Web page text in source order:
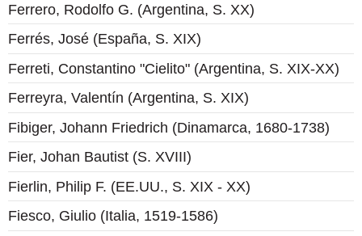
Ferrero, Rodolfo G. (Argentina, S. XX)
Ferrés, José (España, S. XIX)
Ferreti, Constantino "Cielito" (Argentina, S. XIX-XX)
Ferreyra, Valentín (Argentina, S. XIX)
Fibiger, Johann Friedrich (Dinamarca, 1680-1738)
Fier, Johan Bautist (S. XVIII)
Fierlin, Philip F. (EE.UU., S. XIX - XX)
Fiesco, Giulio (Italia, 1519-1586)